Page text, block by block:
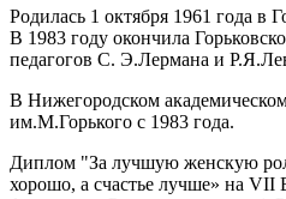
Родилась 1 октября 1961 года в
В 1983 году окончила
педагогов С. Э.Лермана и
В Нижегородском
им.М.Горького с 1983 года.
Диплом "За лучшую женскую
хорошо, а счастье лучше» на VII